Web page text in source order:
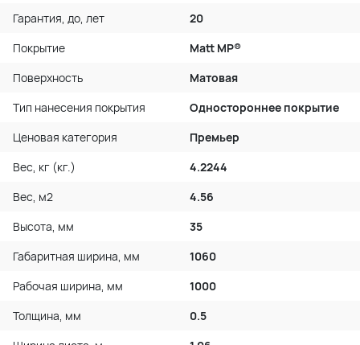
Гарантия, до, лет
20
Покрытие
Matt MP®
Поверхность
Матовая
Тип нанесения покрытия
Одностороннее покрытие
Ценовая категория
Премьер
Вес, кг (кг.)
4.2244
Вес, м2
4.56
Высота, мм
35
Габаритная ширина, мм
1060
Рабочая ширина, мм
1000
Толщина, мм
0.5